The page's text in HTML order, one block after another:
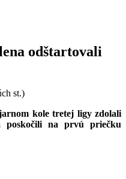
odštartovali
st.)
kole tretej ligy zdolali
poskočili na prvú priečku